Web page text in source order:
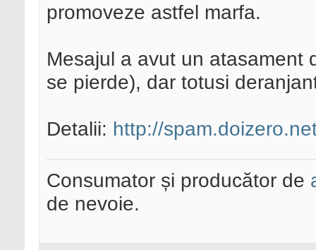
promoveze astfel marfa.
Mesajul a avut un atasament
se pierde), dar totusi
Detalii: http://
Consumator și producător de
de nevoie.